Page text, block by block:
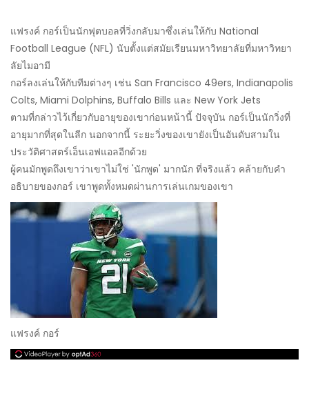
แฟรงค์ กอร์เป็นนักฟุตบอลที่วิ่งกลับมาซึ่งเล่นให้กับ National
Football League (NFL) นับตั้งแต่สมัยเรียนมหาวิทยาลัยที่มหาวิทยา
ลัยไมอามี
กอร์ลงเล่นให้กับทีมต่างๆ เช่น San Francisco 49ers, Indianapolis
Colts, Miami Dolphins, Buffalo Bills และ New York Jets
ตามที่กล่าวไว้เกี่ยวกับอายุของเขาก่อนหน้านี้ ปัจจุบัน กอร์เป็นนักวิ่งที่
อายุมากที่สุดในลีก นอกจากนี้ ระยะวิ่งของเขายังเป็นอันดับสามใน
ประวัติศาสตร์เอ็นเอฟแอลอีกด้วย
ผู้คนมักพูดถึงเขาว่าเขาไม่ใช่ 'นักพูด' มากนัก ที่จริงแล้ว คล้ายกับคำ
อธิบายของกอร์ เขาพูดทั้งหมดผ่านการเล่นเกมของเขา
แฟรงค์ กอร์